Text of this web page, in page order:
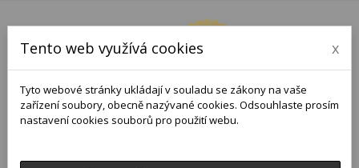
Tento web využívá cookies x
Tyto webové stránky ukládají v souladu se zákony na vaše
zařízení soubory, obecně nazývané cookies. Odsouhlaste prosím
nastavení cookies souborů pro použití webu.